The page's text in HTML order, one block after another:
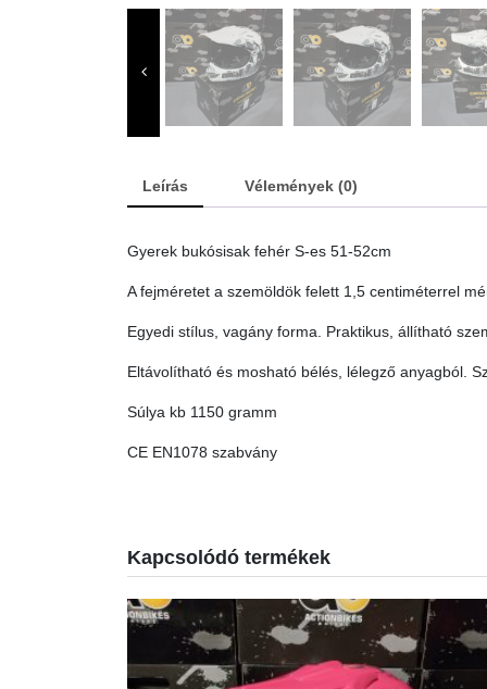
Leírás Vélemények (0)
Gyerek bukósisak fehér S-es 51-52cm
A fejméretet a szemöldök felett 1,5 centiméterrel
Egyedi stílus, vagány forma. Praktikus, állítható
Eltávolítható és mosható bélés, lélegző anyagból.
Súlya kb 1150 gramm
CE EN1078 szabvány
Kapcsolódó termékek